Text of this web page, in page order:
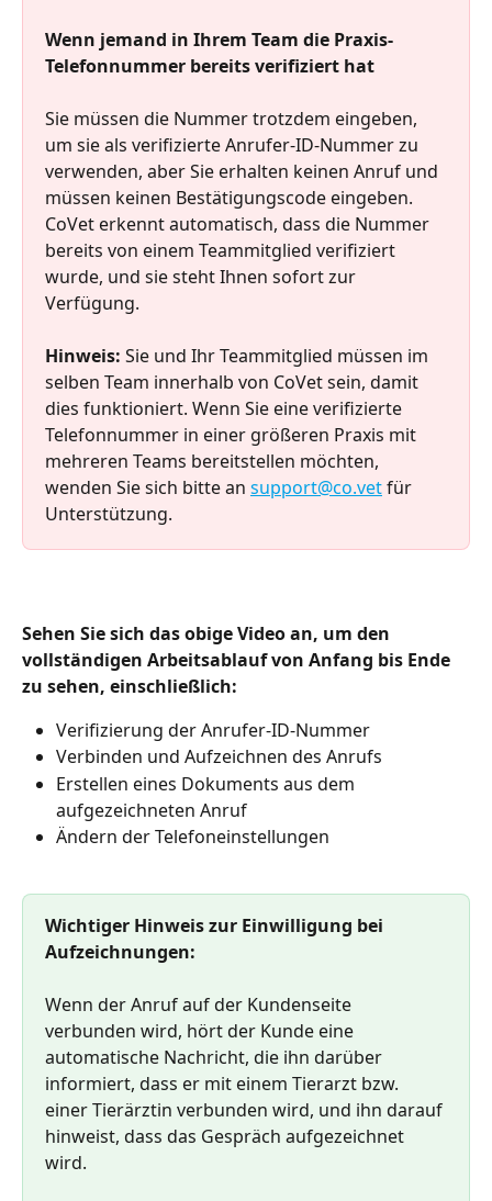
Wenn jemand in Ihrem Team die Praxis-
Telefonnummer bereits verifiziert hat
Sie müssen die Nummer trotzdem eingeben,
um sie als verifizierte Anrufer-ID-Nummer zu
verwenden, aber Sie erhalten keinen Anruf und
müssen keinen Bestätigungscode eingeben.
CoVet erkennt automatisch, dass die Nummer
bereits von einem Teammitglied verifiziert
wurde, und sie steht Ihnen sofort zur
Verfügung.
Hinweis: Sie und Ihr Teammitglied müssen im
selben Team innerhalb von CoVet sein, damit
dies funktioniert. Wenn Sie eine verifizierte
Telefonnummer in einer größeren Praxis mit
mehreren Teams bereitstellen möchten,
wenden Sie sich bitte an support@co.vet für
Unterstützung.
Sehen Sie sich das obige Video an, um den
vollständigen Arbeitsablauf von Anfang bis Ende
zu sehen, einschließlich:
Verifizierung der Anrufer-ID-Nummer
Verbinden und Aufzeichnen des Anrufs
Erstellen eines Dokuments aus dem
aufgezeichneten Anruf
Ändern der Telefoneinstellungen
Wichtiger Hinweis zur Einwilligung bei
Aufzeichnungen:
Wenn der Anruf auf der Kundenseite
verbunden wird, hört der Kunde eine
automatische Nachricht, die ihn darüber
informiert, dass er mit einem Tierarzt bzw.
einer Tierärztin verbunden wird, und ihn darauf
hinweist, dass das Gespräch aufgezeichnet
wird.